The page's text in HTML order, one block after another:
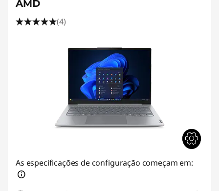
AMD
(4)
As especificações de configuração começam em: